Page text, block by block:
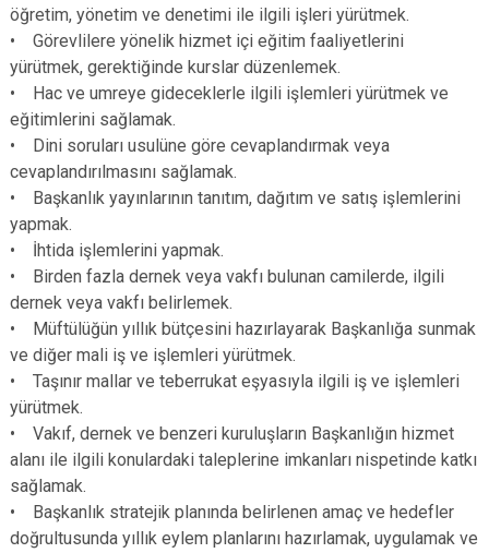
öğretim, yönetim ve denetimi ile ilgili işleri yürütmek.
• Görevlilere yönelik hizmet içi eğitim faaliyetlerini
yürütmek, gerektiğinde kurslar düzenlemek.
• Hac ve umreye gideceklerle ilgili işlemleri yürütmek ve
eğitimlerini sağlamak.
• Dini soruları usulüne göre cevaplandırmak veya
cevaplandırılmasını sağlamak.
• Başkanlık yayınlarının tanıtım, dağıtım ve satış işlemlerini
yapmak.
• İhtida işlemlerini yapmak.
• Birden fazla dernek veya vakfı bulunan camilerde, ilgili
dernek veya vakfı belirlemek.
• Müftülüğün yıllık bütçesini hazırlayarak Başkanlığa sunmak
ve diğer mali iş ve işlemleri yürütmek.
• Taşınır mallar ve teberrukat eşyasıyla ilgili iş ve işlemleri
yürütmek.
• Vakıf, dernek ve benzeri kuruluşların Başkanlığın hizmet
alanı ile ilgili konulardaki taleplerine imkanları nispetinde katkı
sağlamak.
• Başkanlık stratejik planında belirlenen amaç ve hedefler
doğrultusunda yıllık eylem planlarını hazırlamak, uygulamak ve